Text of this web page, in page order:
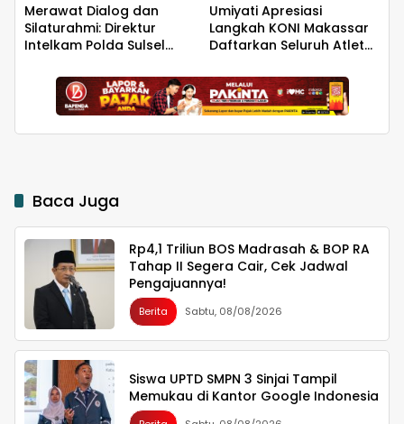
Merawat Dialog dan
Silaturahmi: Direktur
Intelkam Polda Sulsel
Pengurus PBHI
Umiyati Apresiasi
Langkah KONI Makassar
Daftarkan Seluruh Atlet
Ketenagakerjaan
Baca Juga
Rp4,1 Triliun BOS Madrasah & BOP RA
Tahap II Segera Cair, Cek Jadwal
Pengajuannya!
Berita Sabtu, 08/08/2026
Siswa UPTD SMPN 3 Sinjai Tampil
Memukau di Kantor Google Indonesia